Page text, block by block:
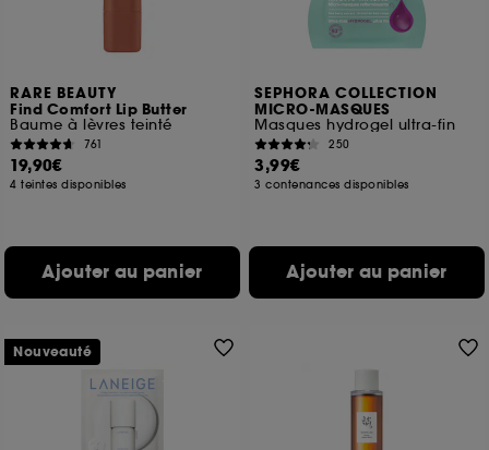
RARE BEAUTY
Find Comfort Lip Butter
Baume à lèvres teinté
761
19,90€
4 teintes disponibles
Ajouter au panier
SEPHORA COLLECTION
MICRO-MASQUES
Masques hydrogel ultra-fin
250
3,99€
3 contenances disponibles
Ajouter au panier
Nouveauté